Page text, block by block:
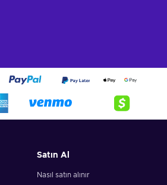
Satın Al
Nasıl satın alınır